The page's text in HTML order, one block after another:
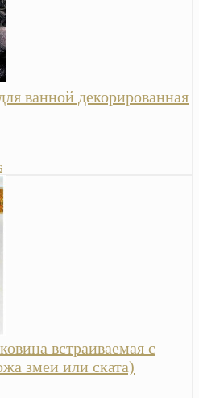
ванной декорированная
встраиваемая с
змеи или ската)